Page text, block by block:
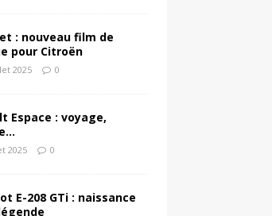
: nouveau film de
pour Citroën
2025 0
Espace : voyage,
2025 0
E-208 GTi : naissance